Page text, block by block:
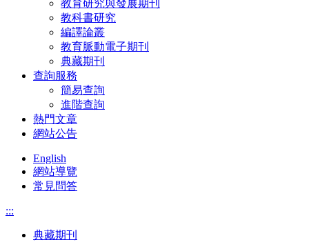
教育研究與發展期刊
教科書研究
編譯論叢
教育脈動電子期刊
典藏期刊
查詢服務
簡易查詢
進階查詢
熱門文章
網站公告
English
網站導覽
常見問答
:::
典藏期刊